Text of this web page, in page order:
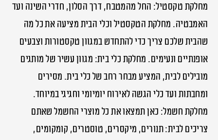
מחלקת טקסטיל: החל מהמטבח, דרך הסלון, חדרי השינה ועד
האמבטיה. מחלקת הטקסטיל וכלי הבית מציעה את כל מה
שהבית שלכם צריך כדי להתחדש במגוון טקסטורות וצבעים
אופנתיים ונעימים. מחלקת כלי בית: מגוון עשיר של מותגים
מובילים לבית, המציע מבחר רחב של כלי בית. מסירים
ומחבתות ועד כלי הגשה לאירוח יומיומי וחגיגי במיוחד.
מחלקת חשמל: כאן תמצאו את כל מוצרי החשמל שאתם
צריכים לבית: תנורים, מיקסרים, טוסטרים, קומקומים,